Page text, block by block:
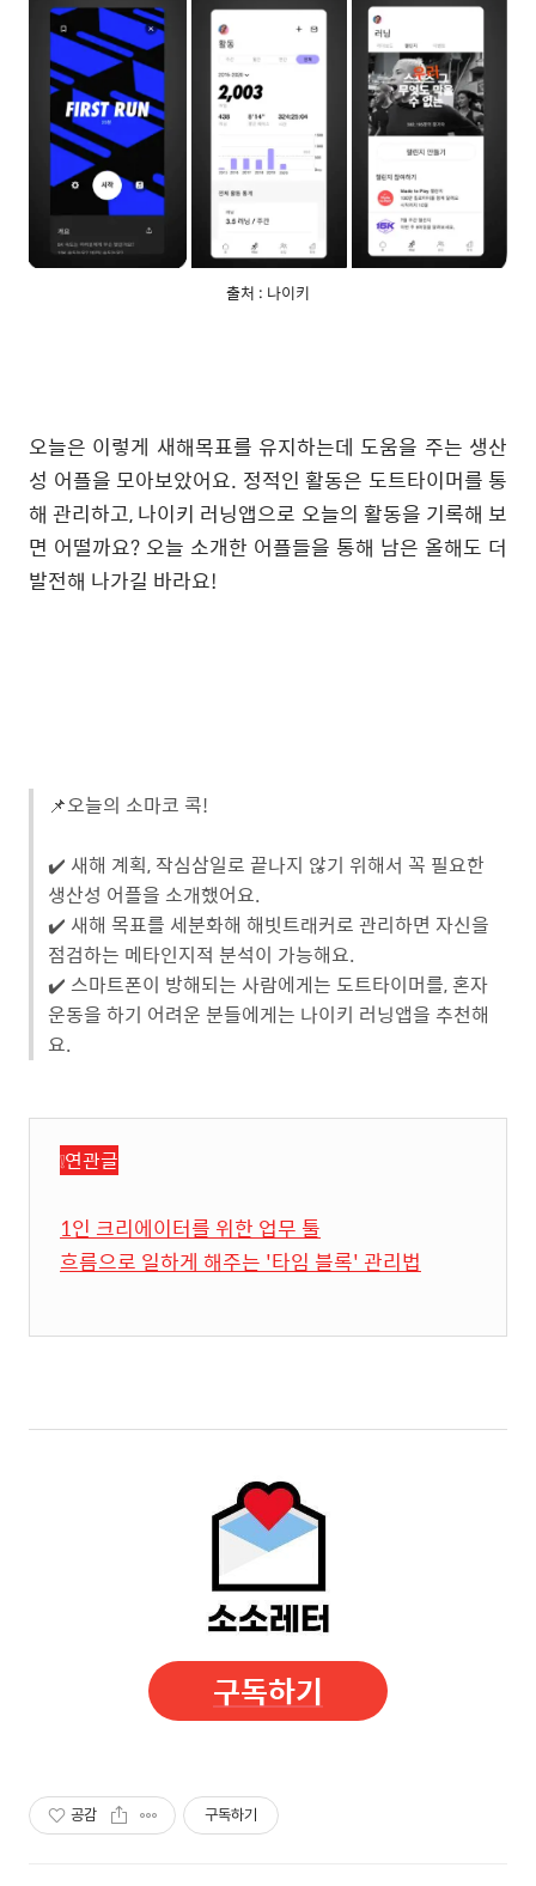
출처 : 나이키
오늘은 이렇게 새해목표를 유지하는데 도움을 주는 생산
성 어플을 모아보았어요. 정적인 활동은 도트타이머를 통
해 관리하고, 나이키 러닝앱으로 오늘의 활동을 기록해 보
면 어떨까요? 오늘 소개한 어플들을 통해 남은 올해도 더
발전해 나가길 바라요!
📌오늘의 소마코 콕!
✔️ 새해 계획, 작심삼일로 끝나지 않기 위해서 꼭 필요한
생산성 어플을 소개했어요.
✔️ 새해 목표를 세분화해 해빗트래커로 관리하면 자신을
점검하는 메타인지적 분석이 가능해요.
✔️ 스마트폰이 방해되는 사람에게는 도트타이머를, 혼자
운동을 하기 어려운 분들에게는 나이키 러닝앱을 추천해
요.
❕연관글
1인 크리에이터를 위한 업무 툴
흐름으로 일하게 해주는 '타임 블록' 관리법
구독하기
공감 구독하기